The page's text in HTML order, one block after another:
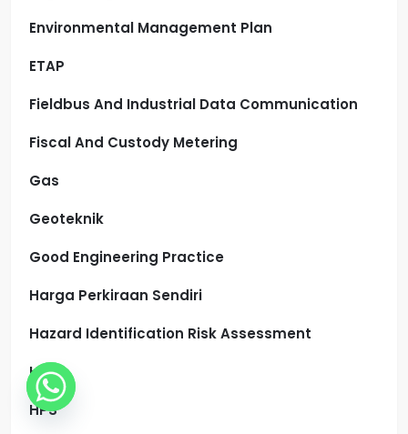
Environmental Management Plan
ETAP
Fieldbus And Industrial Data Communication
Fiscal And Custody Metering
Gas
Geoteknik
Good Engineering Practice
Harga Perkiraan Sendiri
Hazard Identification Risk Assessment
HPP
HPS